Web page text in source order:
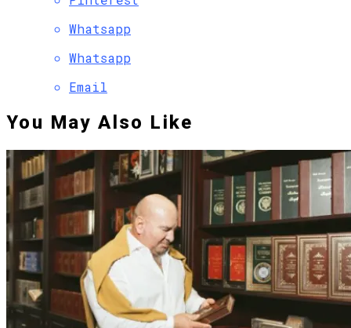
Whatsapp
Whatsapp
Email
You May Also Like